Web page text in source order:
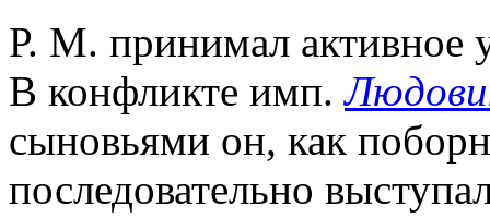
Р. М. принимал активное
В конфликте имп.
сыновьями он, как
последовательно